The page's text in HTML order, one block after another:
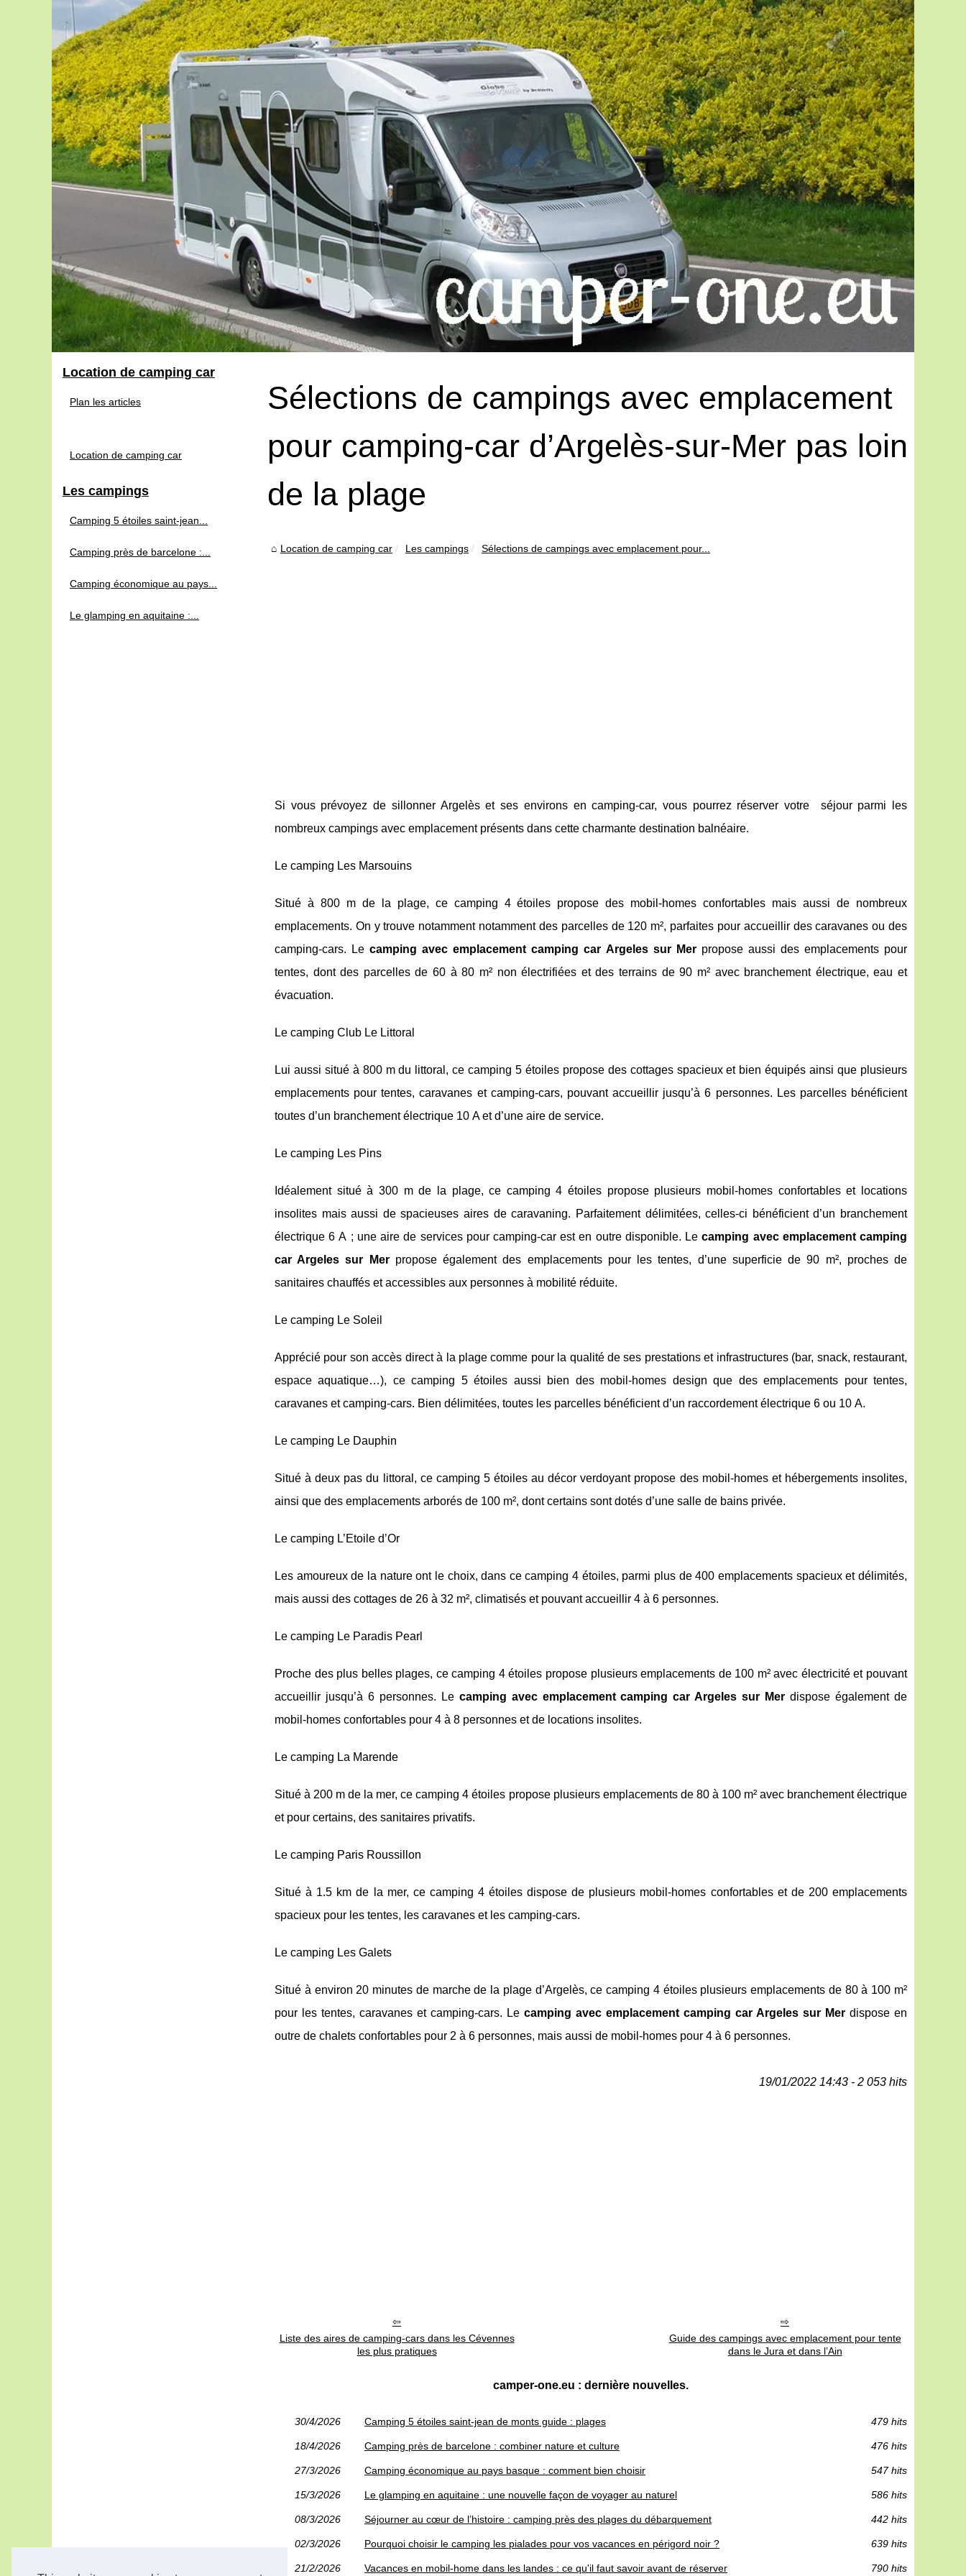
Sélections de campings avec emplacement
pour camping-car d’Argelès-sur-Mer pas loin
de la plage
Location de camping car Les campings Sélections de campings avec emplacement pour...
Si vous prévoyez de sillonner Argelès et ses environs en camping-car, vous pourrez réserver votre séjour parmi les
nombreux campings avec emplacement présents dans cette charmante destination balnéaire.
Le camping Les Marsouins
Situé à 800 m de la plage, ce camping 4 étoiles propose des mobil-homes confortables mais aussi de nombreux
emplacements. On y trouve notamment notamment des parcelles de 120 m², parfaites pour accueillir des caravanes ou des
camping-cars. Lecamping avec emplacement camping car Argeles sur Merpropose aussi des emplacements pour
tentes, dont des parcelles de 60 à 80 m² non électrifiées et des terrains de 90 m² avec branchement électrique, eau et
évacuation.
Le camping Club Le Littoral
Lui aussi situé à 800 m du littoral, ce camping 5 étoiles propose des cottages spacieux et bien équipés ainsi que plusieurs
emplacements pour tentes, caravanes et camping-cars, pouvant accueillir jusqu’à 6 personnes. Les parcelles bénéficient
toutes d’un branchement électrique 10 A et d’une aire de service.
Le camping Les Pins
Idéalement situé à 300 m de la plage, ce camping 4 étoiles propose plusieurs mobil-homes confortables et locations
insolites mais aussi de spacieuses aires de caravaning. Parfaitement délimitées, celles-ci bénéficient d’un branchement
électrique 6 A ; une aire de services pour camping-car est en outre disponible. Lecamping avec emplacement camping
car Argeles sur Merpropose également des emplacements pour les tentes, d’une superficie de 90 m², proches de
sanitaires chauffés et accessibles aux personnes à mobilité réduite.
Le camping Le Soleil
Apprécié pour son accès direct à la plage comme pour la qualité de ses prestations et infrastructures (bar, snack, restaurant,
espace aquatique…), ce camping 5 étoiles aussi bien des mobil-homes design que des emplacements pour tentes,
caravanes et camping-cars. Bien délimitées, toutes les parcelles bénéficient d’un raccordement électrique 6 ou 10 A.
Le camping Le Dauphin
Situé à deux pas du littoral, ce camping 5 étoiles au décor verdoyant propose des mobil-homes et hébergements insolites,
ainsi que des emplacements arborés de 100 m², dont certains sont dotés d’une salle de bains privée.
Le camping L’Etoile d’Or
Les amoureux de la nature ont le choix, dans ce camping 4 étoiles, parmi plus de 400 emplacements spacieux et délimités,
mais aussi des cottages de 26 à 32 m², climatisés et pouvant accueillir 4 à 6 personnes.
Le camping Le Paradis Pearl
Proche des plus belles plages, ce camping 4 étoiles propose plusieurs emplacements de 100 m² avec électricité et pouvant
accueillir jusqu’à 6 personnes. Le camping avec emplacement camping car Argeles sur Mer dispose également de
mobil-homes confortables pour 4 à 8 personnes et de locations insolites.
Le camping La Marende
Situé à 200 m de la mer, ce camping 4 étoiles propose plusieurs emplacements de 80 à 100 m² avec branchement électrique
et pour certains, des sanitaires privatifs.
Le camping Paris Roussillon
Situé à 1.5 km de la mer, ce camping 4 étoiles dispose de plusieurs mobil-homes confortables et de 200 emplacements
spacieux pour les tentes, les caravanes et les camping-cars.
Le camping Les Galets
Situé à environ 20 minutes de marche de la plage d’Argelès, ce camping 4 étoiles plusieurs emplacements de 80 à 100 m²
pour les tentes, caravanes et camping-cars. Le camping avec emplacement camping car Argeles sur Mer dispose en
outre de chalets confortables pour 2 à 6 personnes, mais aussi de mobil-homes pour 4 à 6 personnes.
19/01/2022 14:43 - 2 053 hits
Liste des aires de camping-cars dans les Cévennes
les plus pratiques
Guide des campings avec emplacement pour tente
dans le Jura et dans l’Ain
camper-one.eu : dernière nouvelles.
30/4/2026 Camping 5 étoiles saint-jean de monts guide : plages 479 hits
18/4/2026 Camping près de barcelone : combiner nature et culture 476 hits
27/3/2026 Camping économique au pays basque : comment bien choisir 547 hits
15/3/2026 Le glamping en aquitaine : une nouvelle façon de voyager au naturel 586 hits
08/3/2026 Séjourner au cœur de l’histoire : camping près des plages du débarquement 442 hits
02/3/2026 Pourquoi choisir le camping les pialades pour vos vacances en périgord noir ? 639 hits
21/2/2026 Vacances en mobil-home dans les landes : ce qu'il faut savoir avant de réserver 790 hits
Location de camping car
Plan les articles
Location de camping car
Les campings
Camping 5 étoiles saint-jean...
Camping près de barcelone :...
Camping économique au pays...
Le glamping en aquitaine :...